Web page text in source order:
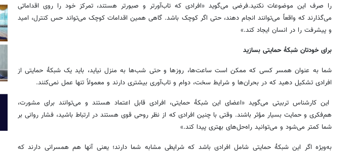
را صرف این موضوعات نکنید.فرضی می‌گوید «افرادی که تاب‌آورتر و صبورتر هستند، تمرکز خود را روی اقداماتی
می‌گذارند که واقعاً می‌توانند انجام دهند، حتی اگر کوچک باشد. گاهی همین اقدامات کوچک می‌تواند حس کنترل، امید
و پیشرفت را در انسان ایجاد کند.»
برای خودتان شبکهٔ حمایتی بسازید
شما به عنوان همسر کسی که ممکن است ساعت‌ها، روزها و حتی شب‌ها به منزل نیاید، باید یک شبکهٔ حمایتی از
افرادی تشکیل دهید که در بحران‌ها و شرایط سخت، دوام و تاب‌آوری بیشتری دارند و معمولاً تنها عمل نمی‌کنند.
این کارشناس تربیتی می‌گوید «اعضای این شبکهٔ حمایتی، افرادی قابل اعتماد هستند و می‌توانند برای مشورت،
هم‌فکری و حمایت بسیار مؤثر باشند. وقتی با چنین افرادی که از نظر روحی قوی هستند در ارتباط باشید، فشار روانی بر
شما کمتر می‌شود و می‌توانید راه‌حل‌های بهتری پیدا کند.»
به‌ویژه اگر این شبکهٔ حمایتی شامل افرادی باشد که شرایطی مشابه شما دارند؛ یعنی آنها هم همسرانی دارند که